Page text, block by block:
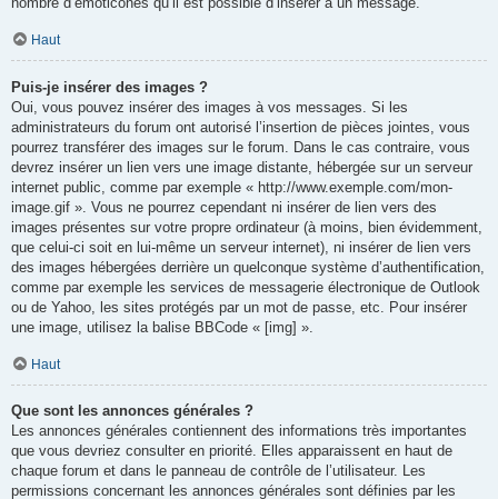
Haut
Puis-je insérer des images ?
Oui, vous pouvez insérer des images à vos messages. Si les
administrateurs du forum ont autorisé l’insertion de pièces jointes, vous
pourrez transférer des images sur le forum. Dans le cas contraire, vous
devrez insérer un lien vers une image distante, hébergée sur un serveur
internet public, comme par exemple « http://www.exemple.com/mon-
image.gif ». Vous ne pourrez cependant ni insérer de lien vers des
images présentes sur votre propre ordinateur (à moins, bien évidemment,
que celui-ci soit en lui-même un serveur internet), ni insérer de lien vers
des images hébergées derrière un quelconque système d’authentification,
comme par exemple les services de messagerie électronique de Outlook
ou de Yahoo, les sites protégés par un mot de passe, etc. Pour insérer
une image, utilisez la balise BBCode « [img] ».
Haut
Que sont les annonces générales ?
Les annonces générales contiennent des informations très importantes
que vous devriez consulter en priorité. Elles apparaissent en haut de
chaque forum et dans le panneau de contrôle de l’utilisateur. Les
permissions concernant les annonces générales sont définies par les